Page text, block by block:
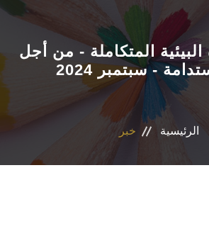
بوابة الطلاب
التسجيل الإلكتروني للطلاب
القطاعات
المتكاملة - من أجل
- سبتمبر 2024
الرئيسية خبر